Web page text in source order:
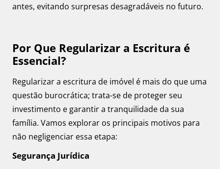
antes, evitando surpresas desagradáveis no futuro.
Por Que Regularizar a Escritura é
Essencial?
Regularizar a escritura de imóvel é mais do que uma
questão burocrática; trata-se de proteger seu
investimento e garantir a tranquilidade da sua
família. Vamos explorar os principais motivos para
não negligenciar essa etapa:
Segurança Jurídica